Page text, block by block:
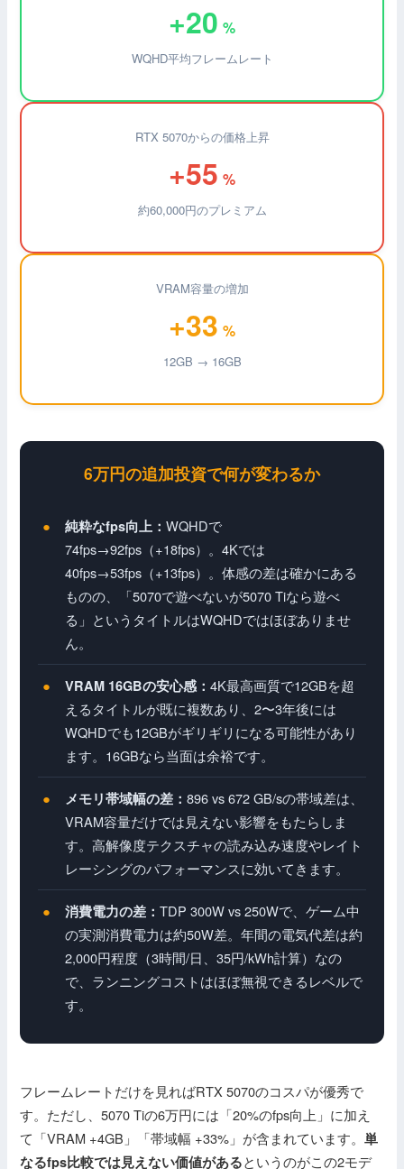
+20 %
WQHD平均フレームレート
RTX 5070からの価格上昇
+55 %
約60,000円のプレミアム
VRAM容量の増加
+33 %
12GB → 16GB
6万円の追加投資で何が変わるか
純粋なfps向上：WQHDで
74fps→92fps（+18fps）。4Kでは
40fps→53fps（+13fps）。体感の差は確かにある
ものの、「5070で遊べないが5070 Tiなら遊べ
る」というタイトルはWQHDではほぼありませ
ん。
VRAM 16GBの安心感：4K最高画質で12GBを超
えるタイトルが既に複数あり、2〜3年後には
WQHDでも12GBがギリギリになる可能性があり
ます。16GBなら当面は余裕です。
メモリ帯域幅の差：896 vs 672 GB/sの帯域差は、
VRAM容量だけでは見えない影響をもたらしま
す。高解像度テクスチャの読み込み速度やレイト
レーシングのパフォーマンスに効いてきます。
消費電力の差：TDP 300W vs 250Wで、ゲーム中
の実測消費電力は約50W差。年間の電気代差は約
2,000円程度（3時間/日、35円/kWh計算）なの
で、ランニングコストはほぼ無視できるレベルで
す。
フレームレートだけを見ればRTX 5070のコスパが優秀で
す。ただし、5070 Tiの6万円には「20%のfps向上」に加え
て「VRAM +4GB」「帯域幅 +33%」が含まれています。単
なるfps比較では見えない価値があるというのがこの2モデ